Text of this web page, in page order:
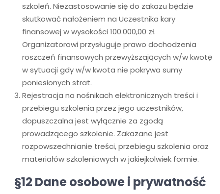
szkoleń. Niezastosowanie się do zakazu będzie
skutkować nałożeniem na Uczestnika kary
finansowej w wysokości 100.000,00 zł.
Organizatorowi przysługuje prawo dochodzenia
roszczeń finansowych przewyższających w/w kwotę
w sytuacji gdy w/w kwota nie pokrywa sumy
poniesionych strat.
Rejestracja na nośnikach elektronicznych treści i
przebiegu szkolenia przez jego uczestników,
dopuszczalna jest wyłącznie za zgodą
prowadzącego szkolenie. Zakazane jest
rozpowszechnianie treści, przebiegu szkolenia oraz
materiałów szkoleniowych w jakiejkolwiek formie.
§12 Dane osobowe i prywatność